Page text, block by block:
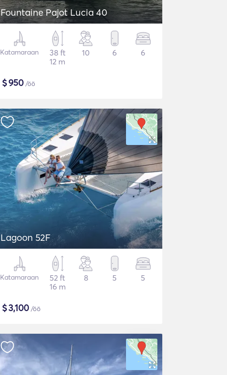
Fountaine Pajot Lucia 40
Katamaraan
38 ft
12 m
10 6 6
$950 /öö
Lagoon 52F
Katamaraan
52 ft
16 m
8 5 5
$3,100 /öö